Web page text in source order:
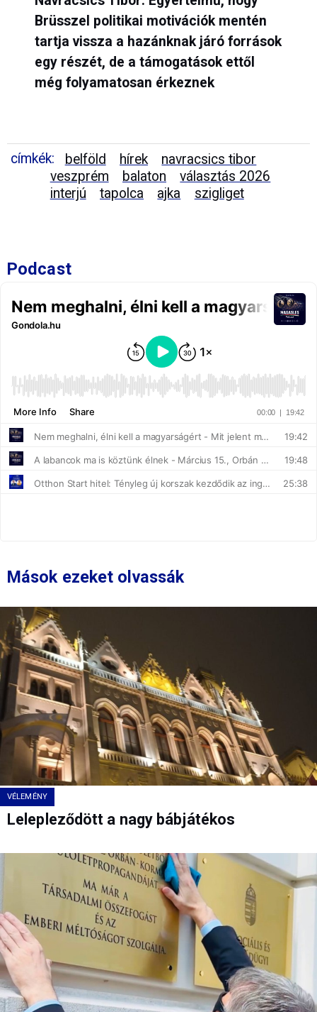
Brüsszel politikai motivációk mentén
tartja vissza a hazánknak járó források
egy részét, de a támogatások ettől
még folyamatosan érkeznek
címkék: belföld hírek
navracsics tibor
veszprém
balaton
választás 2026
interjú
tapolca ajka szigliget
Podcast
Mások ezeket olvassák
VÉLEMÉNY
Lelepleződött a nagy bábjátékos